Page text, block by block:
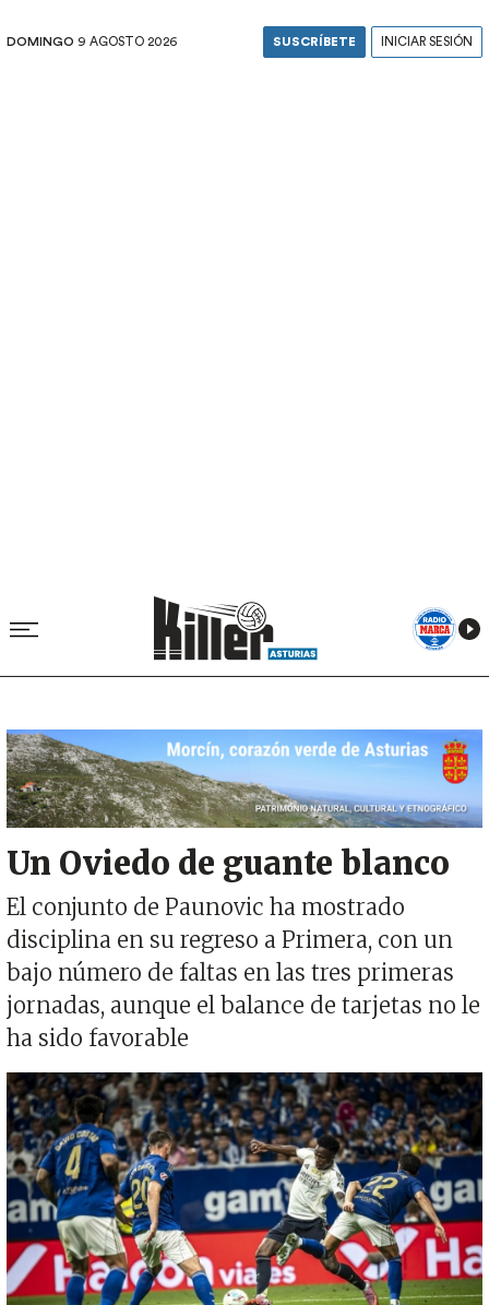
DOMINGO 9 AGOSTO 2026 SUSCRÍBETE INICIAR SESIÓN
Image
Un Oviedo de guante blanco
El conjunto de Paunovic ha mostrado
disciplina en su regreso a Primera, con un
bajo número de faltas en las tres primeras
jornadas, aunque el balance de tarjetas no le
ha sido favorable
Imagen